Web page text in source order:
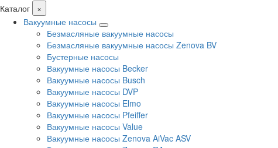
Каталог
×
Вакуумные насосы
Безмасляные вакуумные насосы
Безмасляные вакуумные насосы Zenova BV
Бустерные насосы
Вакуумные насосы Becker
Вакуумные насосы Busch
Вакуумные насосы DVP
Вакуумные насосы Elmo
Вакуумные насосы Pfeiffer
Вакуумные насосы Value
Вакуумные насосы Zenova AiVac ASV